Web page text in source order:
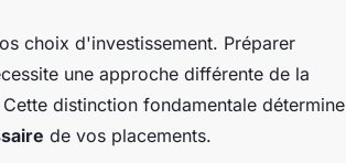
choix d'investissement. Préparer
une approche différente de la
distinction fondamentale détermine
de vos placements.